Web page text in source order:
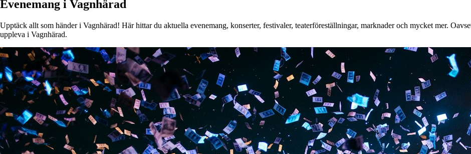
Evenemang i Vagnhärad
Upptäck allt som händer i Vagnhärad! Här hittar du aktuella evenemang, konserter, festivaler, teaterföreställningar, marknader och mycket mer.
uppleva i Vagnhärad.